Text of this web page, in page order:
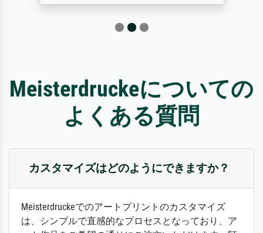
Meisterdruckeについての
よくある質問
カスタマイズはどのようにできますか？
Meisterdruckeでのアートプリントのカスタマイズ
は、シンプルで直感的なプロセスとなっており、ア